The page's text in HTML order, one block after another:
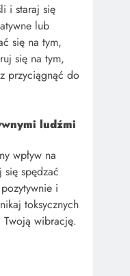
i staraj się
lub
się na tym,
się na tym,
przyciągnąć do
ludźmi
wpływ na
się spędzać
i
toksycznych
wibrację.